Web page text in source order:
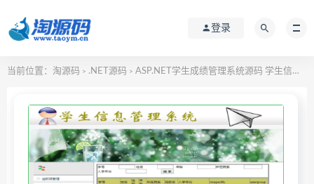
登录
当前位置： 淘源码 > .NET源码 > ASP.NET学生成绩管理系统源码 学生信息管理系统源码